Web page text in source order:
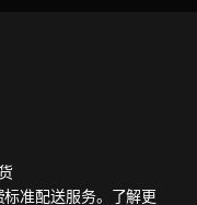
准配送服务。 了解更